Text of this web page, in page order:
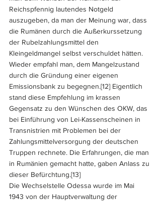
Reichspfennig lautendes Notgeld
auszugeben, da man der Meinung war, dass
die Rumänen durch die Außerkurssetzung
der Rubelzahlungsmittel den
Kleingeldmangel selbst verschuldet hätten.
Wieder empfahl man, dem Mangelzustand
durch die Gründung einer eigenen
Emissionsbank zu begegnen.[12] Eigentlich
stand diese Empfehlung im krassen
Gegensatz zu den Wünschen des OKW, das
bei Einführung von Lei-Kassenscheinen in
Transnistrien mit Problemen bei der
Zahlungsmittelversorgung der deutschen
Truppen rechnete. Die Erfahrungen, die man
in Rumänien gemacht hatte, gaben Anlass zu
dieser Befürchtung.[13]
Die Wechselstelle Odessa wurde im Mai
1943 von der Hauptverwaltung der